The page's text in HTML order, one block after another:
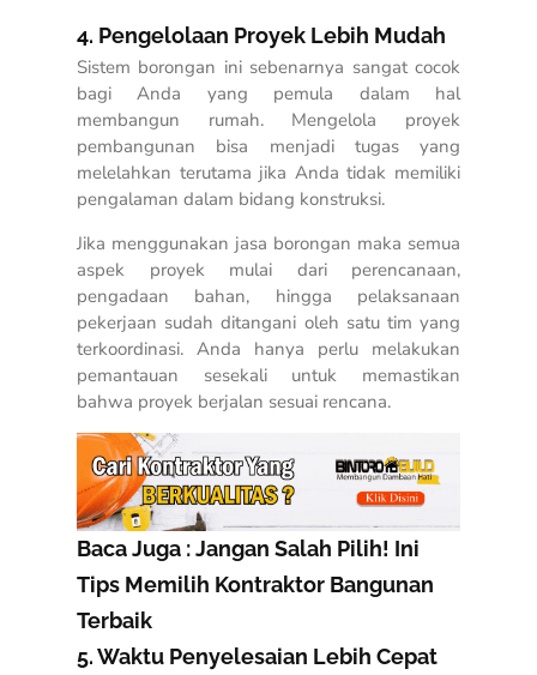
4. Pengelolaan Proyek Lebih Mudah
Sistem borongan ini sebenarnya sangat cocok
bagi Anda yang pemula dalam hal
membangun rumah. Mengelola proyek
pembangunan bisa menjadi tugas yang
melelahkan terutama jika Anda tidak memiliki
pengalaman dalam bidang konstruksi.
Jika menggunakan jasa borongan maka semua
aspek proyek mulai dari perencanaan,
pengadaan bahan, hingga pelaksanaan
pekerjaan sudah ditangani oleh satu tim yang
terkoordinasi. Anda hanya perlu melakukan
pemantauan sesekali untuk memastikan
bahwa proyek berjalan sesuai rencana.
Baca Juga :Jangan Salah Pilih! Ini
Tips Memilih Kontraktor Bangunan
Terbaik
5. Waktu Penyelesaian Lebih Cepat